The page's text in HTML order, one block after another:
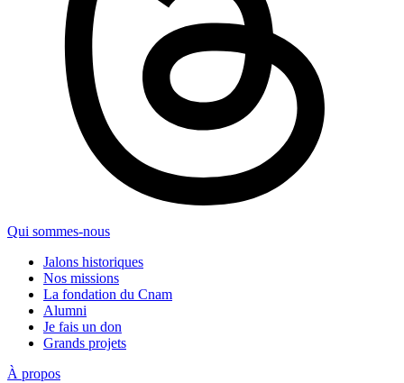
Qui sommes-nous
Jalons historiques
Nos missions
La fondation du Cnam
Alumni
Je fais un don
Grands projets
À propos